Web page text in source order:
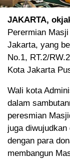
JAKARTA,
Perermian
Jakarta, yang
No.1, RT.2/
Kota Jakarta
Wali kota
dalam
peresmian
juga
dengan para
membangun